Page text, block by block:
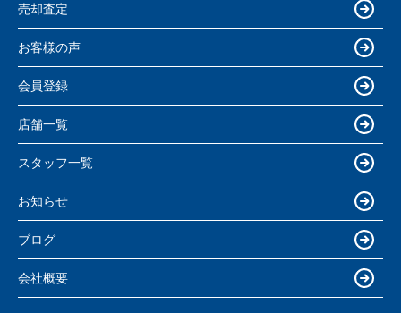
売却査定
お客様の声
会員登録
店舗一覧
スタッフ一覧
お知らせ
ブログ
会社概要